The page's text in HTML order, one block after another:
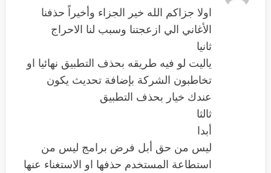
اولا جزاكم الله خير الجزاء وأخيراً حذفنا
الأغاني الي ازعجتنا وسبب لنا الاحراج
ثانيا
ياليت لو فيه طريقه بحذف التطبيق نهائيا او
تخاطبون الشركة بإضافة تحديث يكون
عندك خيار بحذف التطبيق
ثالثا
أبدا
ليس من حق أبل فرض برامج ليس من
استطاعة المستخدم حذفها او الاستغناء عنها